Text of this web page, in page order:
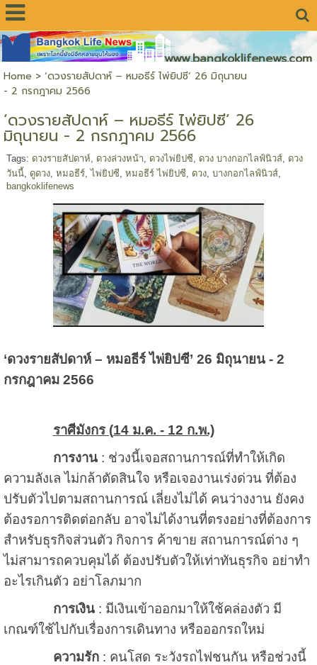
www.bangkoklifenews.com
Home > ‘ดวงรายสัปดาห์ – หมอธีร์ ไพ่ยิปซี’ 26 มิถุนายน
- 2 กรกฎาคม 2566
‘ดวงรายสัปดาห์ – หมอธีร์ ไพ่ยิปซี’ 26
มิถุนายน - 2 กรกฎาคม 2566
Tags: ดวงรายสัปดาห์ ดวงล่วงหน้า ดวงไพ่ยิปซี ดวง บางกอกไลฟ์นิวส์, ดวง
วันนี้, ดูดวง, หมอธีร์,ไพ่ยิปซี หมอธีร์ ไพ่ยิปซี ดวง, บางกอกไลฟ์นิวส์,
bangkoklifenews
‘ดวงรายสัปดาห์ – หมอธีร์ ไพ่ยิปซี’ 26 มิถุนายน - 2
กรกฎาคม 2566
ราศีมังกร (14ม.ค. - 12 ก.พ.)
การงาน: ช่วงนี้เจอสถานการณ์ที่ทำให้เกิด
ความลังเล ไม่กล้าตัดสินใจ หรือเจองานเร่งด่วน ที่ต้อง
ปรับตัวไปตามสถานการณ์ เลี่ยงไม่ได้ คนว่างงาน ยังคง
ต้องรอการติดต่อกลับ อาจไม่ได้งานที่ตรงอย่างที่ต้องการ
สำหรับธุรกิจส่วนตัว กิจการ ค้าขาย สถานการณ์ต่าง ๆ
ไม่สามารถควบคุมได้ ต้องปรับตัวให้เท่าทันธุรกิจ อย่าทำ
อะไรเกินตัว อย่าโลภมาก
การเงิน: มีเงินเข้าออกมาให้ใช้คล่องตัว มี
เกณฑ์ใช้ไปกับเรื่องการเดินทาง หรือออกรถใหม่
ความรัก: คนโสด ระวังรถไฟชนกัน หรือช่วงนี้